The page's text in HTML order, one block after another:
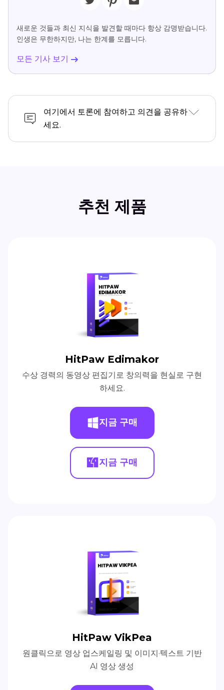
새로운 것들과 최신 지식을 발견할 때마다 항상 감명받습니다.
인생은 무한하지만, 나는 한계를 모릅니다.
모든 기사 보기
여기에서 토론에 참여하고 의견을 공유하
세요.
추천 제품
HitPaw Edimakor
수상 경력의 동영상 편집기로 창의력을 현실로 구현
하세요.
지금 구매
지금 구매
HitPaw VikPea
원클릭으로 영상 업스케일링 및 이미지·텍스트 기반
AI 영상 생성